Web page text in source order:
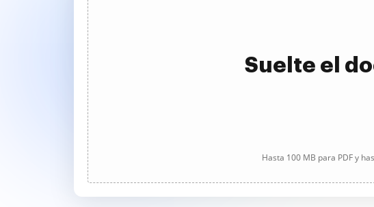
Suelte el
Hasta 100 MB para PDF y